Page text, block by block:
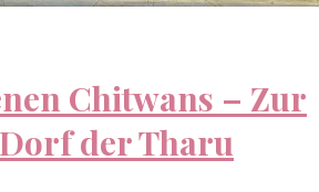
Chitwans – Zur
der Tharu